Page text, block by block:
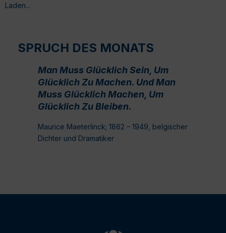
Laden...
SPRUCH DES MONATS
Man Muss Glücklich Sein, Um
Glücklich Zu Machen. Und Man
Muss Glücklich Machen, Um
Glücklich Zu Bleiben.
Maurice Maeterlinck; 1862 – 1949, belgischer
Dichter und Dramatiker